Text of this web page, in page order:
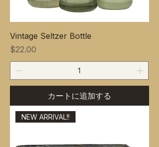
Vintage Seltzer Bottle
価格
$22.00
カートに追加する
NEW ARRIVAL!!